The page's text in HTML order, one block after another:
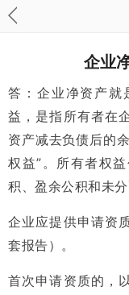
企业
答：企业净资产就
益，是指所有者在
资产减去负债后的
权益”。所有者权
积、盈余公积和未分
企业应提供申请资
套报告）。
首次申请资质的，